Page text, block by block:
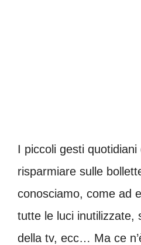
I piccoli gesti
risparmiare sulle
conosciamo, come ad
tutte le luci inutilizzate,
della tv, ecc… Ma ce